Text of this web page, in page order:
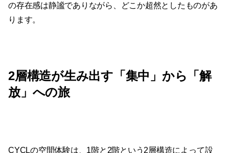
の存在感は静謐でありながら、どこか超然としたものがあ
ります。
2層構造が生み出す「集中」から「解
放」への旅
CYCLの空間体験は、1階と2階という2層構造によって設